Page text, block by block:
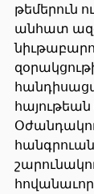
թեմերուն
անհատ
հայութեան